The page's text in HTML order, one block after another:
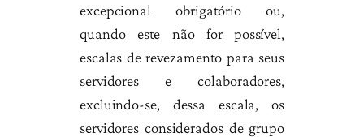
excepcional obrigatório ou,
quando este não for possível,
escalas de revezamento para seus
servidores e colaboradores,
excluindo-se, dessa escala, os
servidores considerados de grupo